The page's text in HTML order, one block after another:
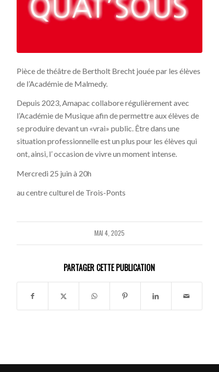
Pièce de théâtre de Bertholt Brecht jouée par les élèves
de l’Académie de Malmedy.
Depuis 2023, Amapac collabore régulièrement avec
l’Académie de Musique afin de permettre aux élèves de
se produire devant un «vrai» public. Être dans une
situation professionnelle est un plus pour les élèves qui
ont, ainsi, l’ occasion de vivre un moment intense.
Mercredi 25 juin à 20h
au centre culturel de Trois-Ponts
MAI 4, 2025
PARTAGER CETTE PUBLICATION